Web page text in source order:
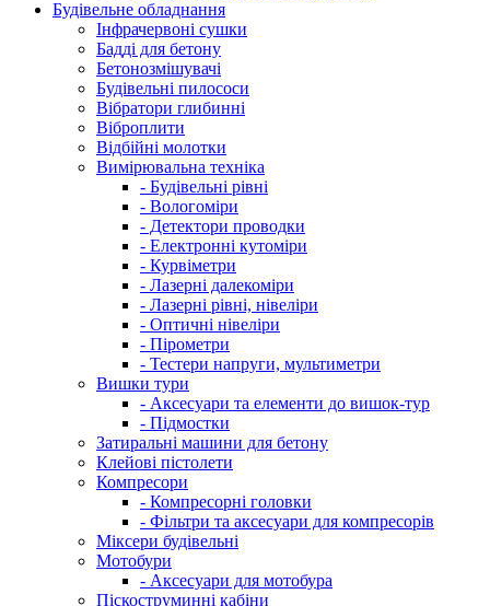
Будівельне обладнання
Інфрачервоні сушки
Бадді для бетону
Бетонозмішувачі
Будівельні пилососи
Вібратори глибинні
Віброплити
Відбійні молотки
Вимірювальна техніка
- Будівельні рівні
- Вологоміри
- Детектори проводки
- Електронні кутоміри
- Курвіметри
- Лазерні далекоміри
- Лазерні рівні, нівеліри
- Оптичні нівеліри
- Пірометри
- Тестери напруги, мультиметри
Вишки тури
- Аксесуари та елементи до вишок-тур
- Підмостки
Затиральні машини для бетону
Клейові пістолети
Компресори
- Компресорні головки
- Фільтри та аксесуари для компресорів
Міксери будівельні
Мотобури
- Аксесуари для мотобура
Піскоструминні кабіни